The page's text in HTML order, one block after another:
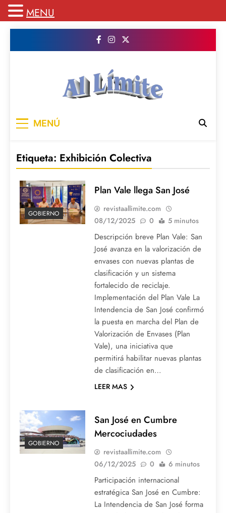
publicamos todo el contenido e informacion
MENÚ
Etiqueta: Exhibición Colectiva
GOBIERNO
Plan Vale llega San José
revistaallimite.com
08/12/2025
0 5 minutos
Descripción breve Plan Vale: San
José avanza en la valorización de
envases con nuevas plantas de
clasificación y un sistema
fortalecido de reciclaje.
Implementación del Plan Vale La
Intendencia de San José confirmó
la puesta en marcha del Plan de
Valorización de Envases (Plan
Vale), una iniciativa que
permitirá habilitar nuevas plantas
de clasificación en…
LEER MAS
GOBIERNO
San José en Cumbre
Mercociudades
revistaallimite.com
06/12/2025
0 6 minutos
Participación internacional
estratégica San José en Cumbre:
La Intendencia de San José forma
MENU